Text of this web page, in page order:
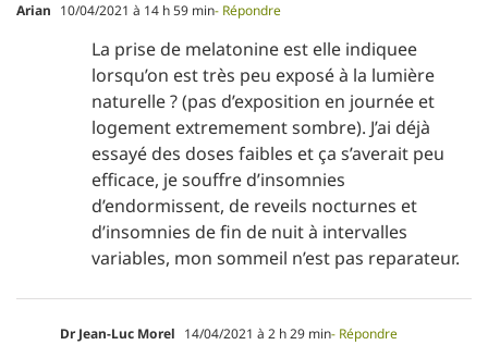
Arian 10/04/2021 à 14 h 59 min- Répondre
La prise de melatonine est elle indiquee
lorsqu’on est très peu exposé à la lumière
naturelle ? (pas d’exposition en journée et
logement extremement sombre). J’ai déjà
essayé des doses faibles et ça s’averait peu
efficace, je souffre d’insomnies
d’endormissent, de reveils nocturnes et
d’insomnies de fin de nuit à intervalles
variables, mon sommeil n’est pas reparateur.
Dr Jean-Luc Morel 14/04/2021 à 2 h 29 min- Répondre